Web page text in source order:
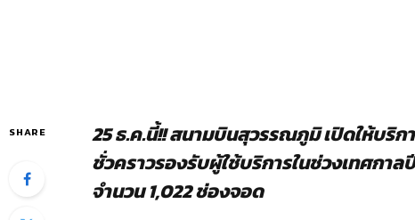
SHARE 25 ธ.ค.นี้!! สนามบินสุวรรณภูมิ เปิดให้บริ
ชั่วคราวรองรับผู้ใช้บริการในช่วงเทศกา
จำนวน 1,022 ช่องจอด